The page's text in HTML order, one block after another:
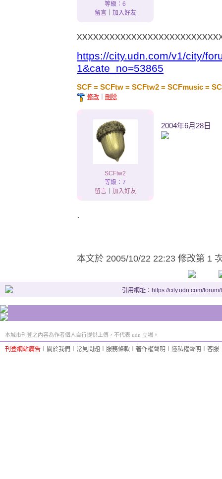
等級：6
留言｜ 加入好友
https://city.udn.com/v1/city/
1&cate_no=53865
SCF = SCFtw = SCFtw2 = SCFmusic =
修改 刪除
SCFtw2
等級：7
留言｜ 加入好友
2004年6月28日
.
本文於 2005/10/22 22:23 修改第 1
引用網址：https://city.udn.com/
本城市刊登之內容為作者個人自行提供上傳，不代表 udn 立場。
刊登網站廣告 關於我們 常見問題 服務條款 著作權聲明 隱私權聲明 客服